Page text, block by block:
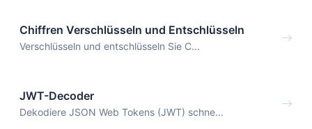
Chiffren Verschlüsseln und Entschlüsseln
Verschlüsseln und entschlüsseln Sie C...
JWT-Decoder
Dekodiere JSON Web Tokens (JWT) schne...